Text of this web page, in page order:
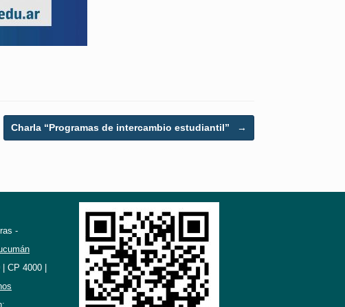
Charla “Programas de intercambio estudiantil” →
-
CP 4000 |